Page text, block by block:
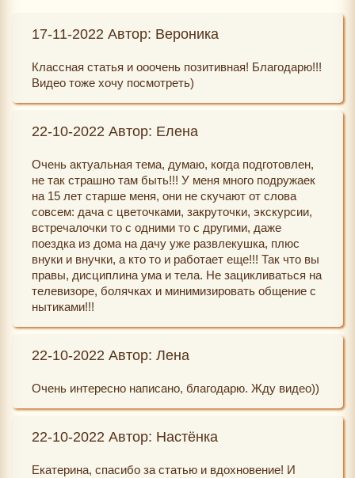
17-11-2022 Автор: Вероника
Классная статья и ооочень позитивная! Благодарю!!!
Видео тоже хочу посмотреть)
22-10-2022 Автор: Елена
Очень актуальная тема, думаю, когда подготовлен,
не так страшно там быть!!! У меня много подружаек
на 15 лет старше меня, они не скучают от слова
совсем: дача с цветочками, закруточки, экскурсии,
встречалочки то с одними то с другими, даже
поездка из дома на дачу уже развлекушка, плюс
внуки и внучки, а кто то и работает еще!!! Так что вы
правы, дисциплина ума и тела. Не зацикливаться на
телевизоре, болячках и минимизировать общение с
нытиками!!!
22-10-2022 Автор: Лена
Очень интересно написано, благодарю. Жду видео))
22-10-2022 Автор: Настёнка
Екатерина, спасибо за статью и вдохновение! И